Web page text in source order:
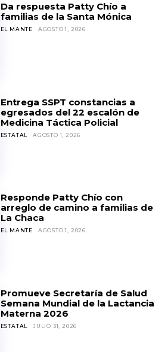
Da respuesta Patty Chío a
familias de la Santa Mónica
EL MANTE AGOSTO 1, 2026
Entrega SSPT constancias a
egresados del 22 escalón de
Medicina Táctica Policial
ESTATAL AGOSTO 1, 2026
Responde Patty Chío con
arreglo de camino a familias de
La Chaca
EL MANTE AGOSTO 1, 2026
Promueve Secretaría de Salud
Semana Mundial de la Lactancia
Materna 2026
ESTATAL JULIO 31, 2026